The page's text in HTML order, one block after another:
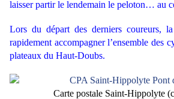
laisser partir le lendemain le peloton… au
Lors du départ des derniers coureurs,
rapidement accompagner l’ensemble des
plateaux du Haut-Doubs.
Carte postale Saint-Hippolyte